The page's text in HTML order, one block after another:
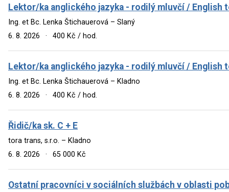
Lektor/ka anglického jazyka - rodilý mluvčí / English
Ing. et Bc. Lenka Štichauerová – Slaný
6. 8. 2026
· 400 Kč / hod.
Lektor/ka anglického jazyka - rodilý mluvčí / English
Ing. et Bc. Lenka Štichauerová – Kladno
6. 8. 2026
· 400 Kč / hod.
Řidič/ka sk. C + E
tora trans, s.r.o. – Kladno
6. 8. 2026
· 65 000 Kč
Ostatní pracovníci v sociálních službách v oblasti